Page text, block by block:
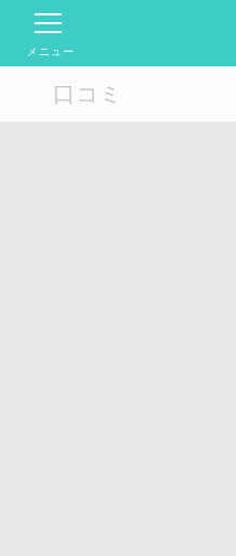
メニュー
口コミ